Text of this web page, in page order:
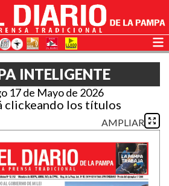
INTELIGENTE
17 de Mayo de 2026
clickeando los títulos
AMPLIAR